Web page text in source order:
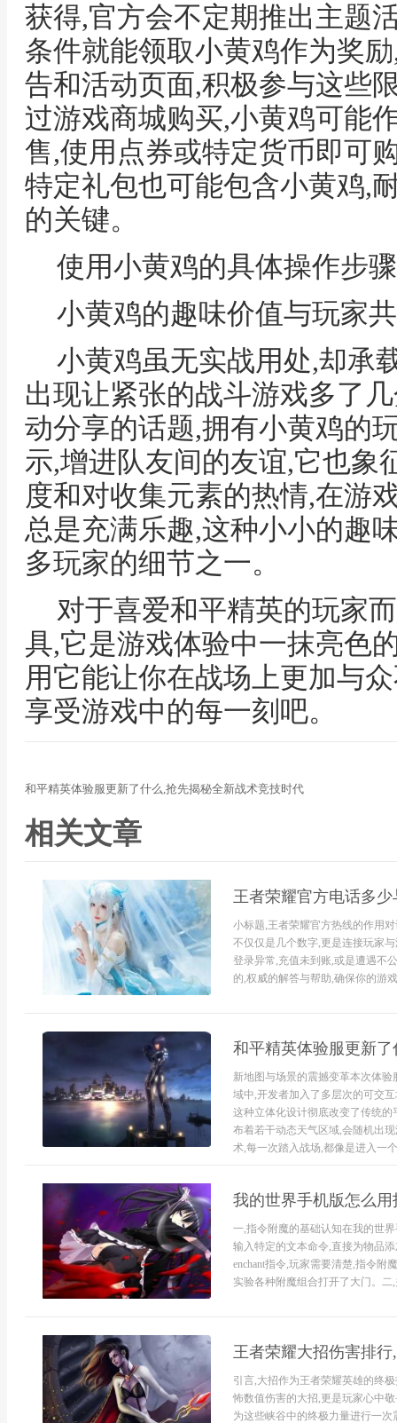
获得,官方会不定期推出主题
条件就能领取小黄鸡作为奖
告和活动页面,积极参与这些
过游戏商城购买,小黄鸡可能
售,使用点券或特定货币即可
特定礼包也可能包含小黄鸡,
的关键。
使用小黄鸡的具体操作步骤
小黄鸡的趣味价值与玩家
小黄鸡虽无实战用处,却承
出现让紧张的战斗游戏多了
动分享的话题,拥有小黄鸡的
示,增进队友间的友谊,它也象
度和对收集元素的热情,在游
总是充满乐趣,这种小小的趣
多玩家的细节之一。
对于喜爱和平精英的玩家
具,它是游戏体验中一抹亮色
用它能让你在战场上更加与
享受游戏中的每一刻吧。
和平精英体验服更新了什么,抢先揭秘全新战术竞技时代
相关文章
王者荣耀官方电话多
小标题,王者荣耀官方热线的作用
不仅仅是几个数字,更是连接玩家
登录异常,充值未到账,或是遭遇不
的,权威的解答与帮助,确保你的游
和平精英体验服更新
新地图与场景的震撼变革本次体
域中,开发者加入了多层次的可交
这种立体化设计彻底改变了传统
布着若干动态天气区域,会随机出
术,每一次踏入战场,都像是进入一
我的世界手机版怎么
一,指令附魔的基础认知在我的世
输入特定的文本命令,直接为物品
enchant指令,玩家需要清楚,指令附
实验各种附魔组合打开了大门。
王者荣耀大招伤害排
引言,大招作为王者荣耀英雄的终
怖数值伤害的大招,更是玩家心中
为这些峡谷中的终极力量进行一